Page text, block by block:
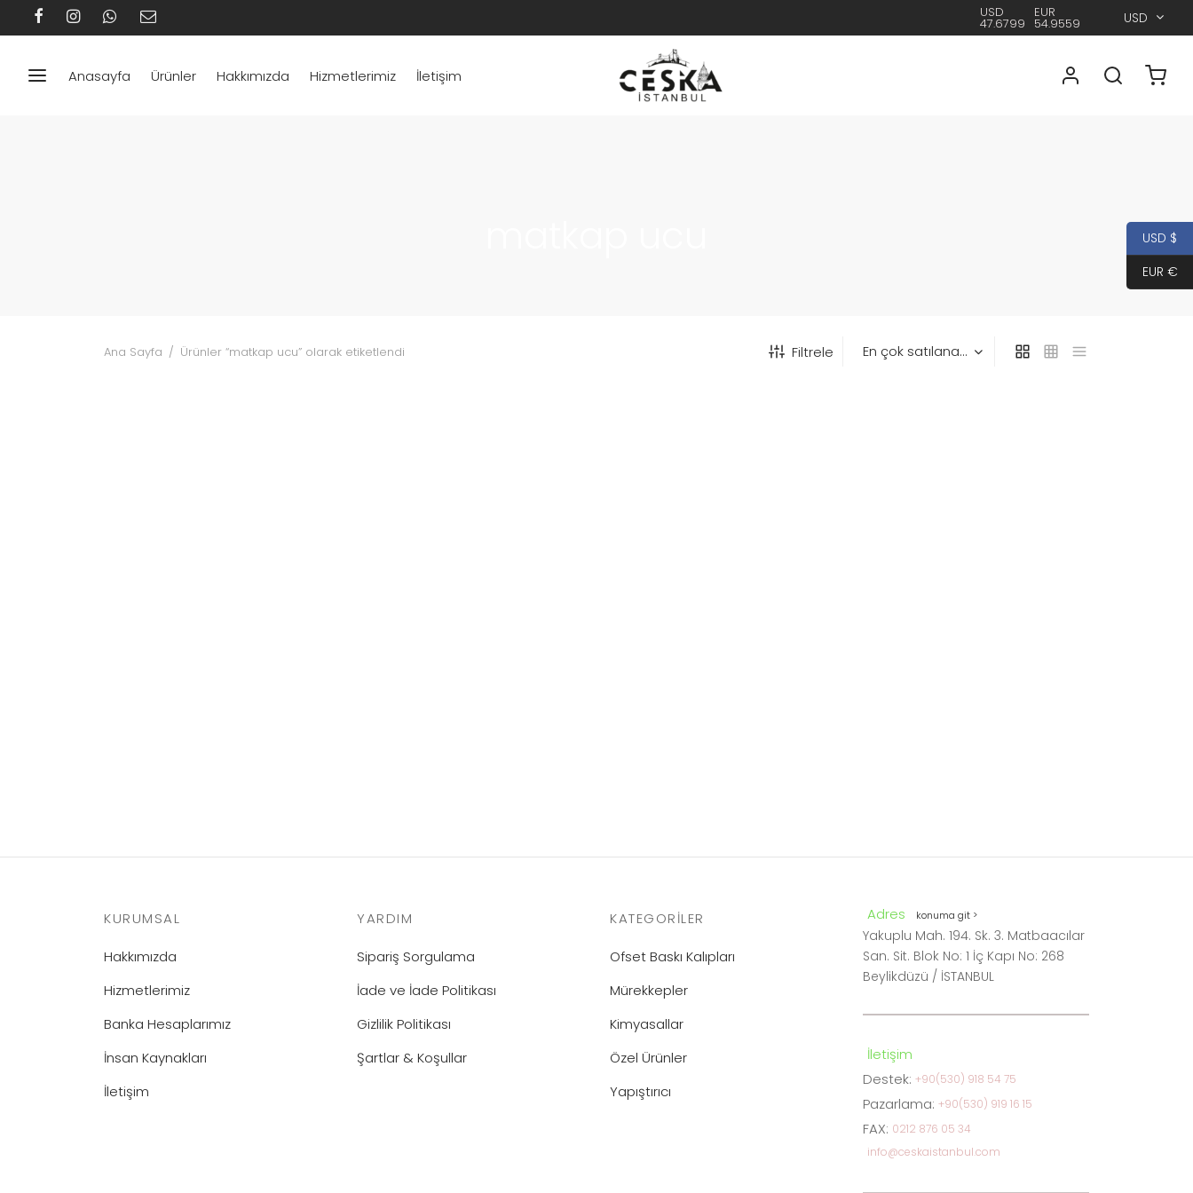
USD
47.6799
EUR
54.9559 USD
Anasayfa Ürünler Hakkımızda Hizmetlerimiz İletişim
Ana Sayfa / Ürünler “matkap ucu” olarak etiketlendi Filtrele
KURUMSAL
Hakkımızda
Hizmetlerimiz
Banka Hesaplarımız
İnsan Kaynakları
İletişim
YARDIM
Sipariş Sorgulama
İade ve İade Politikası
Gizlilik Politikası
Şartlar & Koşullar
KATEGORILER
Ofset Baskı Kalıpları
Mürekkepler
Kimyasallar
Özel Ürünler
Yapıştırıcı
Adres konuma git >
Yakuplu Mah. 194. Sk. 3. Matbaacılar
San. Sit. Blok No: 1 İç Kapı No: 268
Beylikdüzü / İSTANBUL
İletişim
Destek: +90(530) 918 54 75
Pazarlama: +90(530) 919 16 15
FAX: 0212 876 05 34
info@ceskaistanbul.com
USD $
EUR €